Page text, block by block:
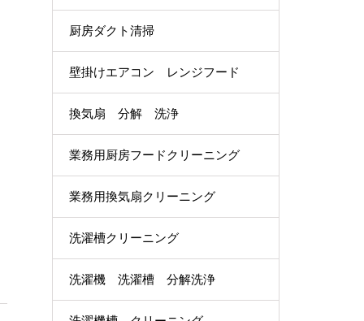
厨房ダクト清掃
壁掛けエアコン レンジフード
換気扇 分解 洗浄
業務用厨房フードクリーニング
業務用換気扇クリーニング
洗濯槽クリーニング
洗濯機 洗濯槽 分解洗浄